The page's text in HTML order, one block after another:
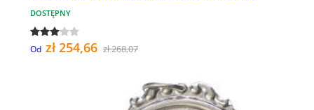
DOSTĘPNY
Od zł 254,66 zł 268,07